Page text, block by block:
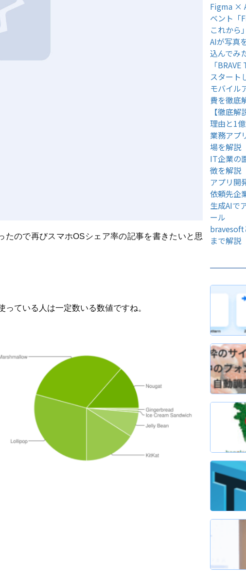
たので再びスマホOSシェア率の記事を書きたいと思
ている人は一定数いる数値ですね。
Figma ×
ベント「
これから
AIが写真
込んでみ
「
スタート
モバイル
費を徹底
【徹底
理由と1
業務アプ
場を解説
IT企業の
徴を解説
アプリ開
依頼先企
生成AIで
ール
bravesoft
まで解説